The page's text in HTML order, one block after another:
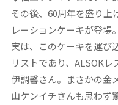
その後、60周年を盛り上
レーションケーキが登場。
実は、このケーキを運び
リストであり、ALSOK
伊調馨さん。まさかの金
山ケンイチさんも思わず